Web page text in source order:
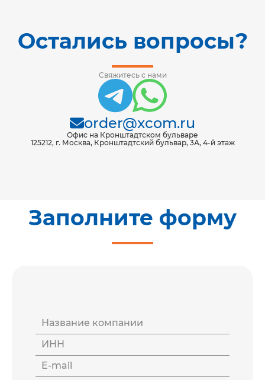
Остались вопросы?
Свяжитесь с нами
order@xcom.ru
Офис на Кронштадтском бульваре
125212, г. Москва, Кронштадтский бульвар, 3А, 4-й этаж
Заполните форму
Название компании
ИНН
E-mail